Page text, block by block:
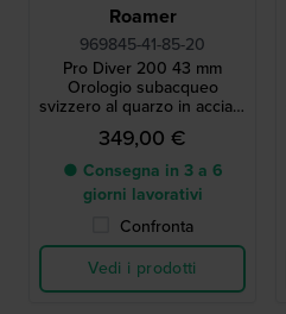
Roamer
969845-41-85-20
Pro Diver 200 43 mm
Orologio subacqueo
svizzero al quarzo in acciaio
inossidabile con lunga
durata della batteria
349,00 €
● Consegna in 3 a 6
giorni lavorativi
Confronta
Vedi i prodotti